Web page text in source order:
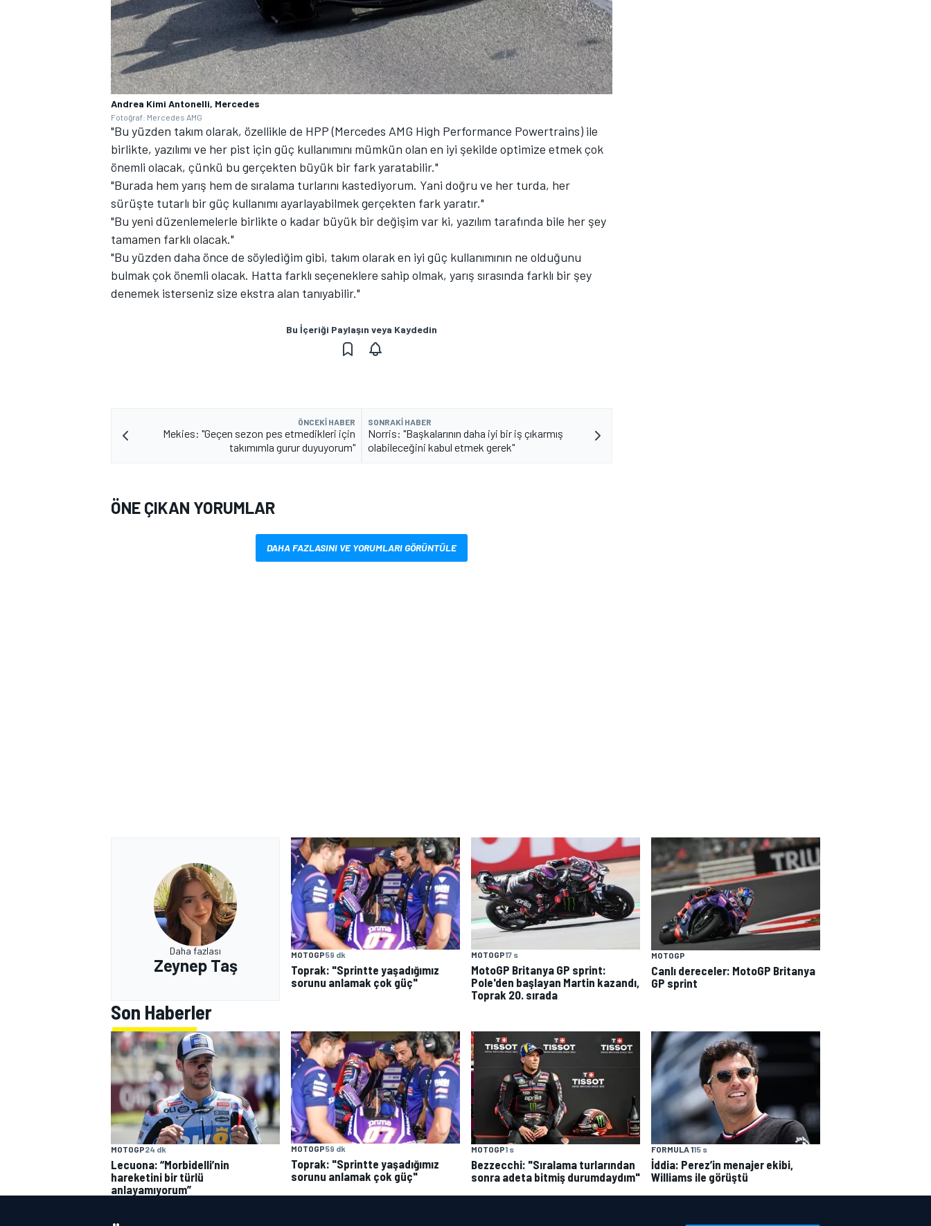
MOTOSİKLET
Andrea Kimi Antonelli, Mercedes
Fotoğraf: Mercedes AMG
"Bu yüzden takım olarak, özellikle de HPP (Mercedes AMG High Performance Powertrains) ile
birlikte, yazılımı ve her pist için güç kullanımını mümkün olan en iyi şekilde optimize etmek çok
önemli olacak, çünkü bu gerçekten büyük bir fark yaratabilir."
"Burada hem yarış hem de sıralama turlarını kastediyorum. Yani doğru ve her turda, her
sürüşte tutarlı bir güç kullanımı ayarlayabilmek gerçekten fark yaratır."
"Bu yeni düzenlemelerle birlikte o kadar büyük bir değişim var ki, yazılım tarafında bile her şey
tamamen farklı olacak."
"Bu yüzden daha önce de söylediğim gibi, takım olarak en iyi güç kullanımının ne olduğunu
bulmak çok önemli olacak. Hatta farklı seçeneklere sahip olmak, yarış sırasında farklı bir şey
denemek isterseniz size ekstra alan tanıyabilir."
Bu İçeriği Paylaşın veya Kaydedin
ÖNCEKI HABER
Mekies: "Geçen sezon pes etmedikleri için
takımımla gurur duyuyorum"
SONRAKI HABER
Norris: "Başkalarının daha iyi bir iş çıkarmış
olabileceğini kabul etmek gerek"
ÖNE ÇIKAN YORUMLAR
DAHA FAZLASINI VE YORUMLARI GÖRÜNTÜLE
Daha fazlası
Zeynep Taş
MOTOGP59 dk
Toprak: "Sprintte yaşadığımız
sorunu anlamak çok güç"
MOTOGP17 s
MotoGP Britanya GP sprint:
Pole'den başlayan Martin kazandı,
Toprak 20. sırada
MOTOGP
Canlı dereceler: MotoGP Britanya
GP sprint
Son Haberler
MOTOGP24 dk
Lecuona: “Morbidelli’nin
hareketini bir türlü
anlayamıyorum”
MOTOGP59 dk
Toprak: "Sprintte yaşadığımız
sorunu anlamak çok güç"
MOTOGP1 s
Bezzecchi: "Sıralama turlarından
sonra adeta bitmiş durumdaydım"
FORMULA 115 s
İddia: Perez’in menajer ekibi,
Williams ile görüştü